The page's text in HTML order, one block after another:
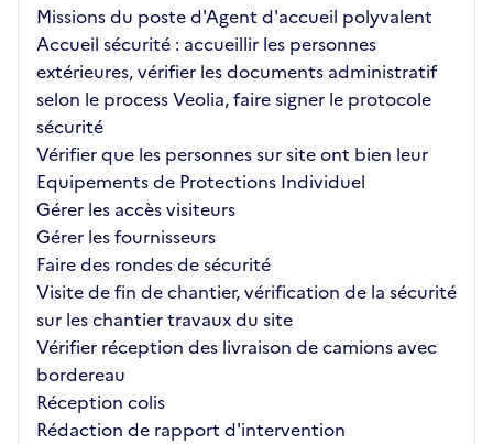
Missions du poste d'Agent d'accueil polyvalent
Accueil sécurité : accueillir les personnes
extérieures, vérifier les documents administratif
selon le process Veolia, faire signer le protocole
sécurité
Vérifier que les personnes sur site ont bien leur
Equipements de Protections Individuel
Gérer les accès visiteurs
Gérer les fournisseurs
Faire des rondes de sécurité
Visite de fin de chantier, vérification de la sécurité
sur les chantier travaux du site
Vérifier réception des livraison de camions avec
bordereau
Réception colis
Rédaction de rapport d'intervention